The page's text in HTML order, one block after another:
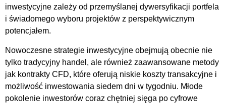
inwestycyjne zależy od przemyślanej dywersyfikacji portfela
i świadomego wyboru projektów z perspektywicznym
potencjałem.
Nowoczesne strategie inwestycyjne obejmują obecnie nie
tylko tradycyjny handel, ale również zaawansowane metody
jak kontrakty CFD, które oferują niskie koszty transakcyjne i
możliwość inwestowania siedem dni w tygodniu. Młode
pokolenie inwestorów coraz chętniej sięga po cyfrowe